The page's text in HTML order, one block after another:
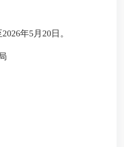
年5月20日。